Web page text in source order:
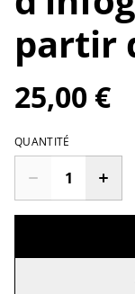
partir
25,00 €
QUANTITÉ